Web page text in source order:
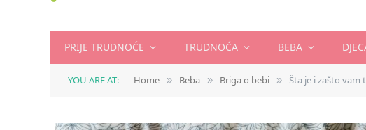
PRIJE TRUDNOĆE TRUDNOĆA BEBA
YOU ARE AT: Home » Beba » Briga o bebi » Šta je i zašto vam